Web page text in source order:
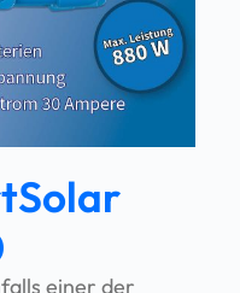
einer der